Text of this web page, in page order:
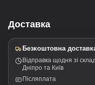
Доставка
Безкоштовна
Відправка щодня зі
Дніпро та Київ
Післяплата